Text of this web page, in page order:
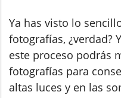
Ya has visto lo
fotografías, ¿verdad?
este proceso podrás
fotografías para
altas luces y en las